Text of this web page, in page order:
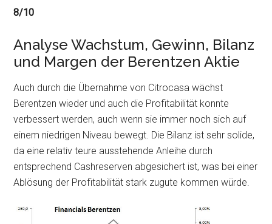
8/10
Analyse Wachstum, Gewinn, Bilanz
und Margen der Berentzen Aktie
Auch durch die Übernahme von Citrocasa wächst
Berentzen wieder und auch die Profitabilität konnte
verbessert werden, auch wenn sie immer noch sich auf
einem niedrigen Niveau bewegt. Die Bilanz ist sehr solide,
da eine relativ teure ausstehende Anleihe durch
entsprechend Cashreserven abgesichert ist, was bei einer
Ablösung der Profitabilität stark zugute kommen würde.